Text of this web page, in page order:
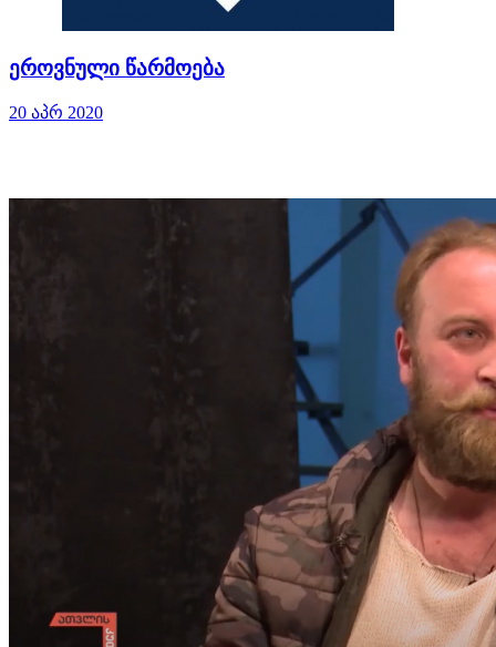
ეროვნული წარმოება
20 აპრ 2020